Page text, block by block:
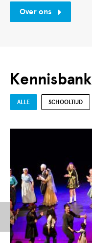
Over ons
Kennisbank
ALLE SCHOOLTIJD